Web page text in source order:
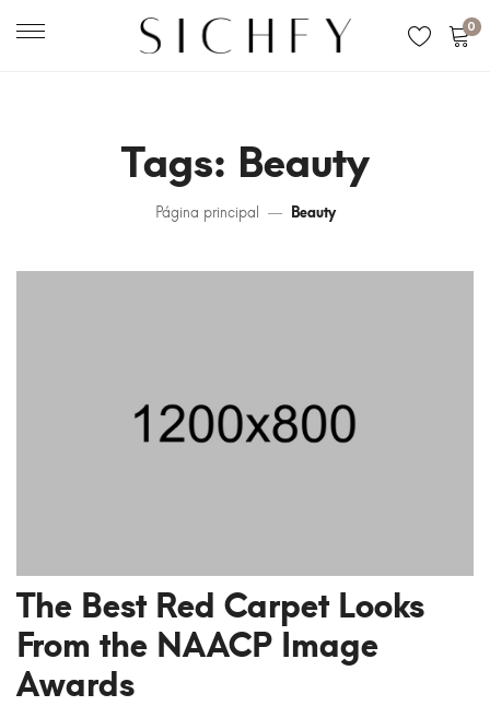
0
Tags: Beauty
Página principal Beauty
The Best Red Carpet Looks
From the NAACP Image
Awards